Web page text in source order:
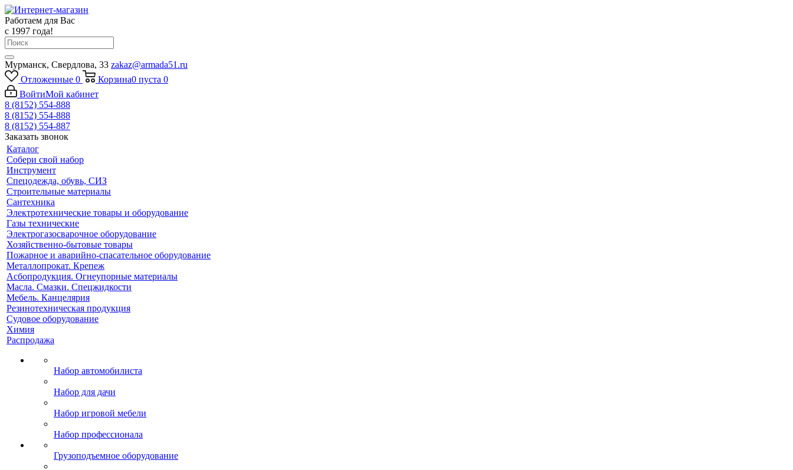
Работаем для Вас
с 1997 года!
Мурманск, Свердлова, 33 zakaz@armada51.ru
Отложенные 0 Корзина0 пуста 0
ВойтиМой кабинет
8 (8152) 554-888
8 (8152) 554-888
8 (8152) 554-887
Заказать звонок
Каталог
Собери свой набор
Инструмент
Спецодежда, обувь, СИЗ
Строительные материалы
Сантехника
Электротехнические товары и оборудование
Газы технические
Электрогазосварочное оборудование
Хозяйственно-бытовые товары
Пожарное и аварийно-спасательное оборудование
Металлопрокат. Крепеж
Асбопродукция. Огнеупорные материалы
Масла. Смазки. Спецжидкости
Мебель. Канцелярия
Резинотехническая продукция
Судовое оборудование
Химия
Распродажа
Набор автомобилиста
Набор для дачи
Набор игровой мебели
Набор профессионала
Грузоподъемное оборудование